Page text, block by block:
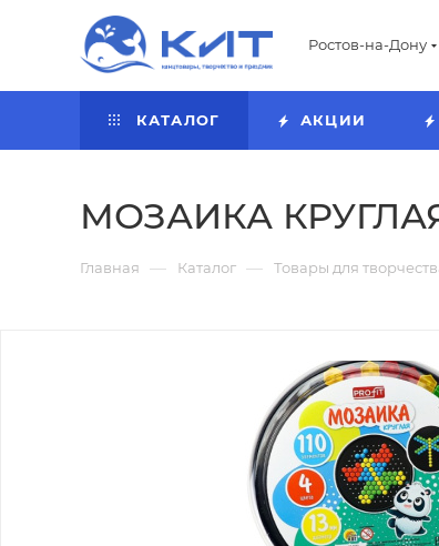
Ростов-на-Дону
КАТАЛОГ АКЦИИ
МОЗАИКА
Главная — Каталог — Товары для